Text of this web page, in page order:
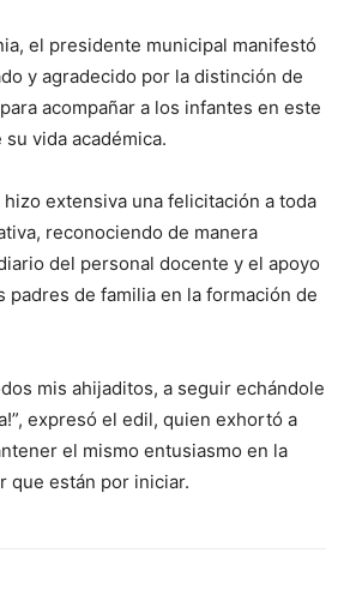
el presidente municipal manifestó
y agradecido por la distinción de
acompañar a los infantes en este
vida académica.
extensiva una felicitación a toda
reconociendo de manera
del personal docente y el apoyo
padres de familia en la formación de
mis ahijaditos, a seguir echándole
expresó el edil, quien exhortó a
el mismo entusiasmo en la
que están por iniciar.